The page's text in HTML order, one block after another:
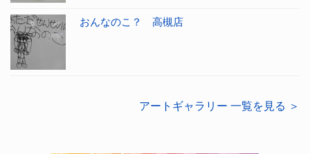
おんなのこ？ 高槻店
アートギャラリー 一覧を見る ＞